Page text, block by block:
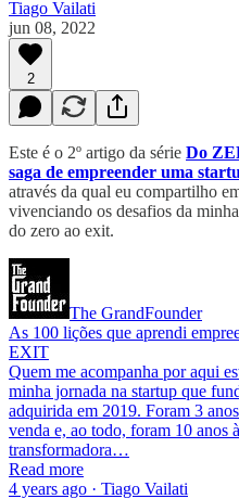
Tiago Vailati
jun 08, 2022
2
Este é o 2º artigo da série Do
saga de empreender uma
através da qual eu compartilho
vivenciando os desafios da
do zero ao exit.
The GrandFounder
As 100 lições que aprendi
EXIT
Quem me acompanha por aqui
minha jornada na startup que
adquirida em 2019. Foram 3
venda e, ao todo, foram 10 anos
transformadora…
Read more
4 years ago · Tiago Vailati